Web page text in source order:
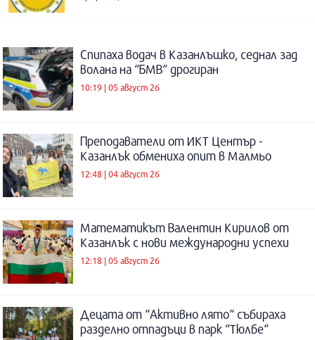
Спипаха водач в Казанлъшко, седнал зад
волана на “БМВ“ дрогиран
10:19 | 05 август 26
Преподаватели от ИКТ Център -
Казанлък обмениха опит в Малмьо
12:48 | 04 август 26
Математикът Валентин Кирилов от
Казанлък с нови международни успехи
12:18 | 05 август 26
Децата от “Активно лято“ събираха
разделно отпадъци в парк “Тюлбе“